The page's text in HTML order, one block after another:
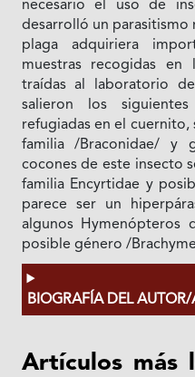
necesario el uso de
desarrolló un parasitismo
plaga adquiriera
muestras recogidas
traídas al laboratorio
salieron los
refugiadas en el
familia /Braconidae/ y
cocones de este insecto
familia Encyrtidae y
parece ser un
algunos Hymenópteros
posible género /
BIOGRAFÍA DEL
Artículos más